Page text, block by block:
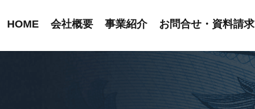
HOME 会社概要 事業紹介 お問合せ・資料請求